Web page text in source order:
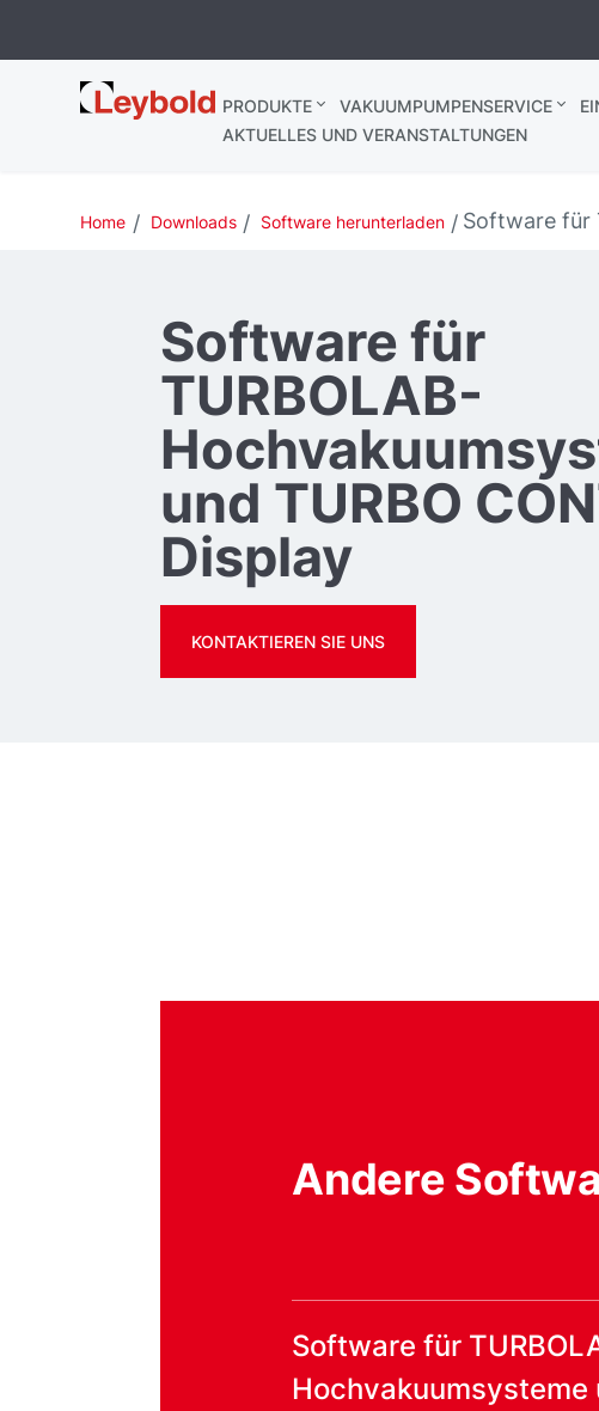
Leybold PRODUKTE VAKUUMPUMPENSERVICE
AKTUELLES UND VERANSTALTUNGEN
Home Downloads Software herunterladen Software für
Software für
TURBOLAB-
und TURBO
Display
KONTAKTIEREN SIE UNS
Andere
Software für
Hochvakuumsysteme